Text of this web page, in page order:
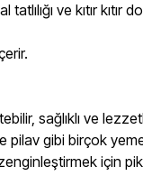
ve kıtır kıtır
sağlıklı ve
pilav gibi birçok